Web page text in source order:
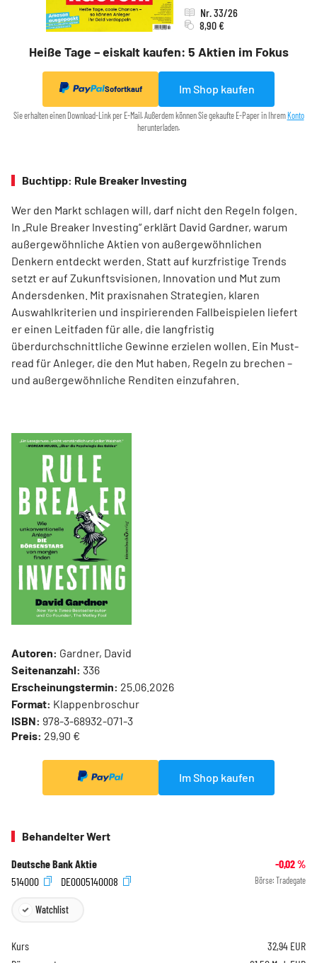
Heiße Tage – eiskalt kaufen: 5 Aktien im Fokus
Nr. 33/26
8,90 €
Sofortkauf Im Shop kaufen
Sie erhalten einen Download-Link per E-Mail. Außerdem können Sie gekaufte E-Paper in Ihrem Konto
herunterladen.
Buchtipp: Rule Breaker Investing
Wer den Markt schlagen will, darf nicht den Regeln folgen.
In „Rule Breaker Investing“ erklärt David Gardner, warum
außergewöhnliche Aktien von außer­gewöhnlichen
Denkern entdeckt werden. Statt auf kurzfristige Trends
setzt er auf Zukunftsvisionen, Innovation und Mut zum
Andersdenken. Mit praxisnahen Strategien, klaren
Auswahlkriterien und inspirierenden Fallbeispielen liefert
er einen Leit­faden für alle, die langfristig
überdurchschnittliche Gewinne erzielen wollen. Ein Must-
read für Anleger, die den Mut haben, Regeln zu brechen –
und außergewöhnliche Renditen einzufahren.
Autoren: Gardner, David
Seitenanzahl: 336
Erscheinungstermin: 25.06.2026
Format: Klappenbroschur
ISBN: 978-3-68932-071-3
Preis: 29,90 €
Im Shop kaufen
Behandelter Wert
Deutsche Bank Aktie -0,02%
514000
DE0005140008 Börse: Tradegate
Watchlist
Kurs 32,94 EUR